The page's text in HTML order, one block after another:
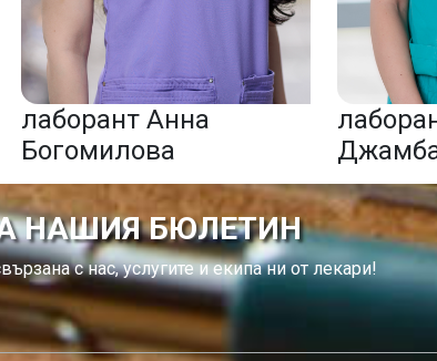
лаборант Анна
Богомилова
НАШИЯ БЮЛЕТИН
с нас, услугите и екипа ни от лекари!